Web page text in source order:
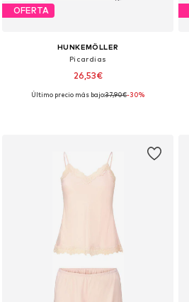
OFERTA
HUNKEMÖLLER
Picardias
26,53€
Tallas disponibles: 36, 38, 40, 42, 44
Último precio más bajo:37,90€-30%